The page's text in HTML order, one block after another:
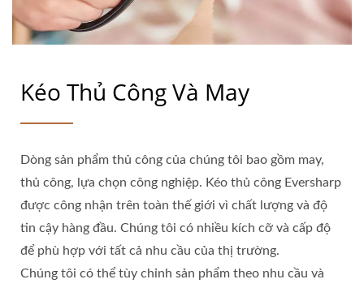
Kéo Thủ Công Và May
Dòng sản phẩm thủ công của chúng tôi bao gồm may,
thủ công, lựa chọn công nghiệp. Kéo thủ công Eversharp
được công nhận trên toàn thế giới vì chất lượng và độ
tin cậy hàng đầu. Chúng tôi có nhiều kích cỡ và cấp độ
để phù hợp với tất cả nhu cầu của thị trường.
Chúng tôi có thể tùy chỉnh sản phẩm theo nhu cầu và